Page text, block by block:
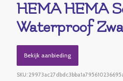
HEMA HEMA
Waterproof
Bekijk aanbieding
SKU: